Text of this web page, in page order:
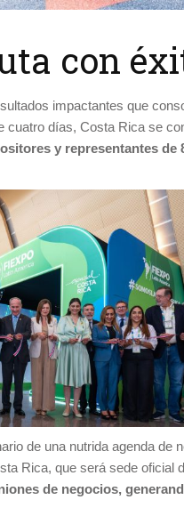
con
impactantes que
días, Costa Rica se
y representantes de
de una nutrida agenda de
Rica, que será sede oficial
de negocios,